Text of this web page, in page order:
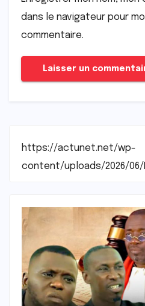
dans le navigateur pour
commentaire.
https://actunet.net/wp-
content/uploads/2026/06/